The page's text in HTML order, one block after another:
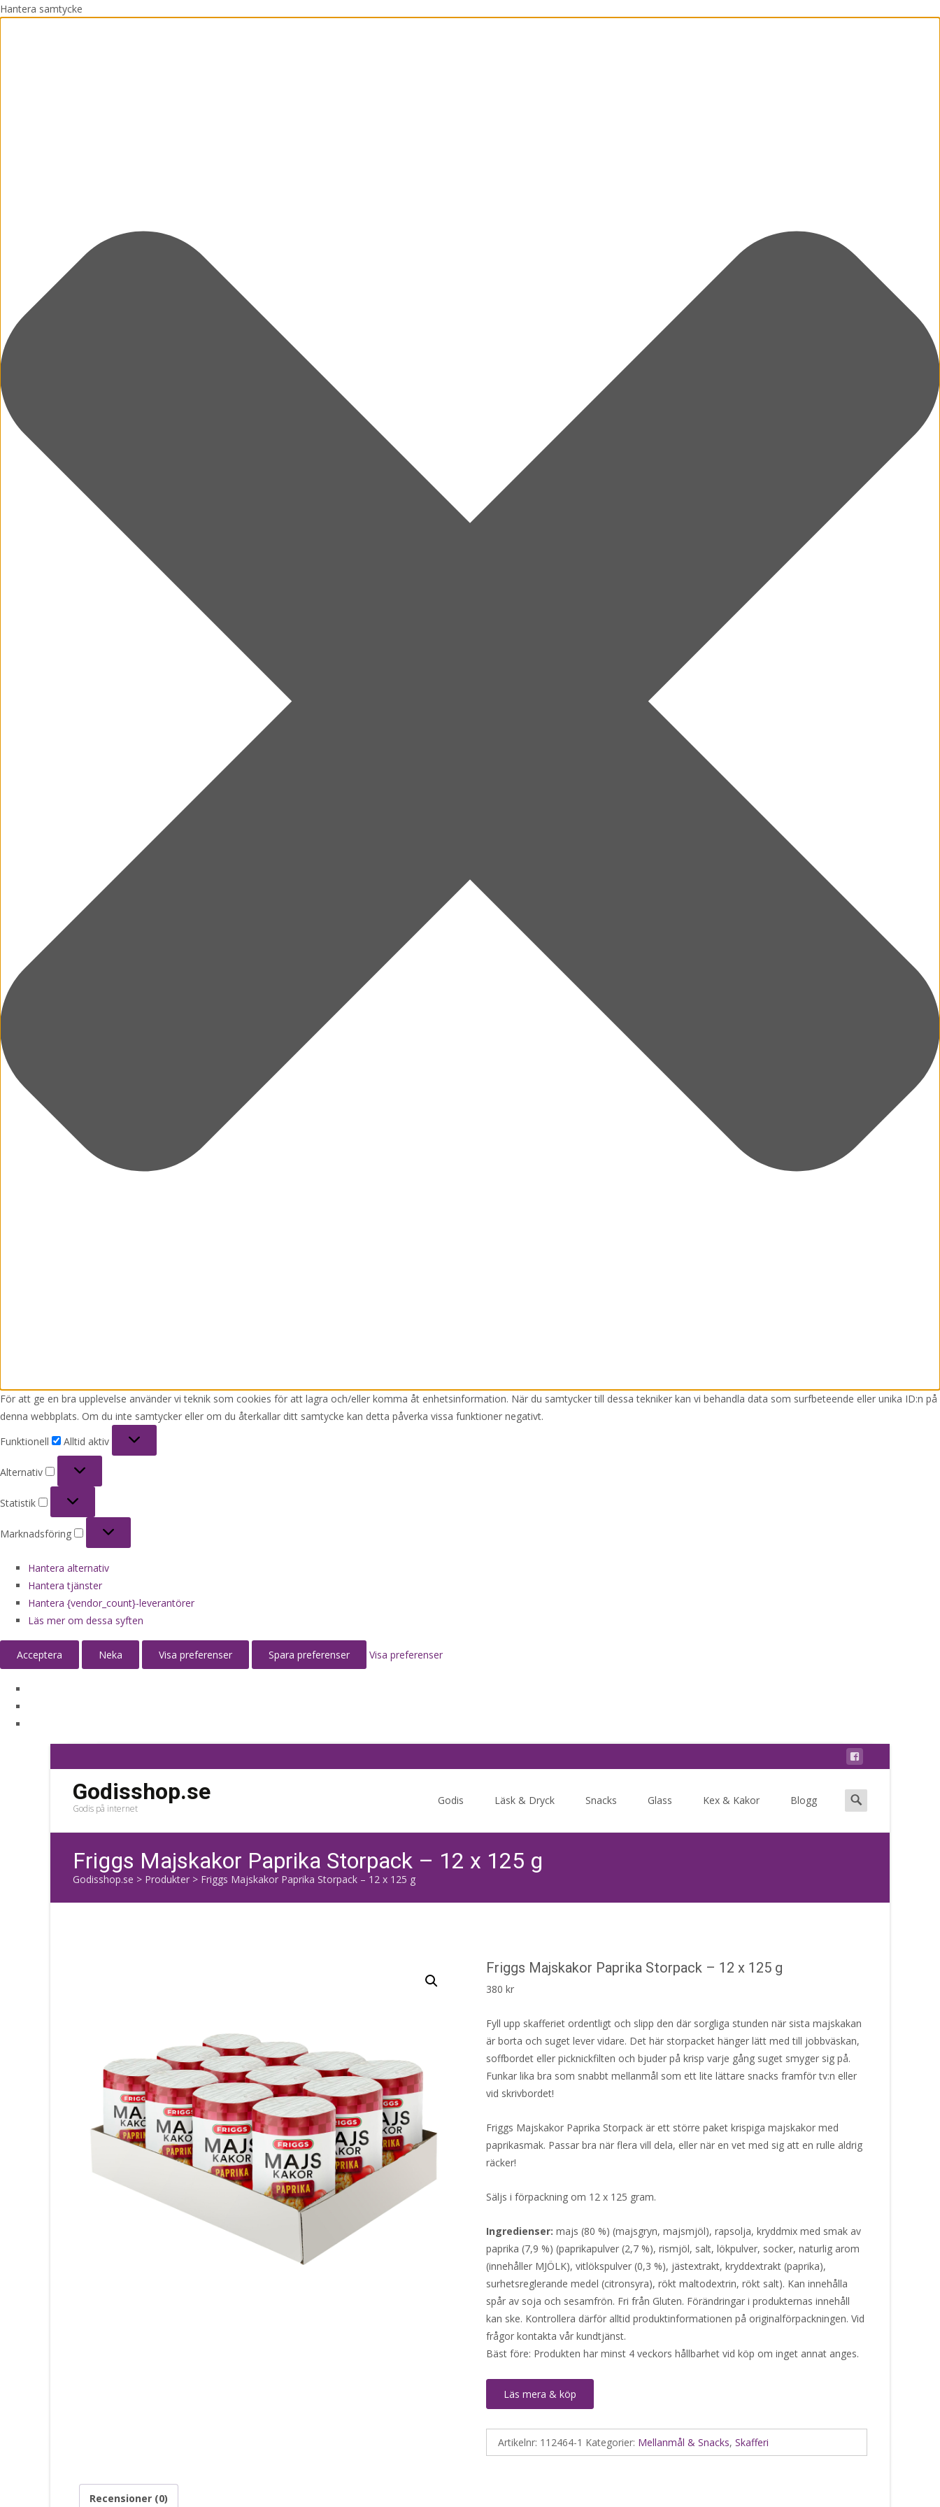
Hantera samtycke
För att ge en bra upplevelse använder vi teknik som cookies för att lagra och/eller komma åt enhetsinformation. När du samtycker till dessa tekniker kan vi behandla data som surfbeteende eller unika ID:n på
denna webbplats. Om du inte samtycker eller om du återkallar ditt samtycke kan detta påverka vissa funktioner negativt.
Funktionell
Alltid aktiv
Alternativ
Statistik
Marknadsföring
Hantera alternativ
Hantera tjänster
Hantera {vendor_count}-leverantörer
Läs mer om dessa syften
Acceptera Neka Visa preferenser Spara preferenser Visa preferenser
Godisshop.se
Godis på internet
Godis Läsk & Dryck Snacks Glass Kex & Kakor Blogg
Search
for:
Friggs Majskakor Paprika Storpack – 12 x 125 g
Godisshop.se > Produkter > Friggs Majskakor Paprika Storpack – 12 x 125 g
Friggs Majskakor Paprika Storpack – 12 x 125 g
380 kr
Fyll upp skafferiet ordentligt och slipp den där sorgliga stunden när sista majskakan
är borta och suget lever vidare. Det här storpacket hänger lätt med till jobbväskan,
soffbordet eller picknickfilten och bjuder på krisp varje gång suget smyger sig på.
Funkar lika bra som snabbt mellanmål som ett lite lättare snacks framför tv:n eller
vid skrivbordet!
Friggs Majskakor Paprika Storpack är ett större paket krispiga majskakor med
paprikasmak. Passar bra när flera vill dela, eller när en vet med sig att en rulle aldrig
räcker!
Säljs i förpackning om 12 x 125 gram.
Ingredienser: majs (80 %) (majsgryn, majsmjöl), rapsolja, kryddmix med smak av
paprika (7,9 %) (paprikapulver (2,7 %), rismjöl, salt, lökpulver, socker, naturlig arom
(innehåller MJÖLK), vitlökspulver (0,3 %), jästextrakt, kryddextrakt (paprika),
surhetsreglerande medel (citronsyra), rökt maltodextrin, rökt salt). Kan innehålla
spår av soja och sesamfrön. Fri från Gluten. Förändringar i produkternas innehåll
kan ske. Kontrollera därför alltid produktinformationen på originalförpackningen. Vid
frågor kontakta vår kundtjänst.
Bäst före: Produkten har minst 4 veckors hållbarhet vid köp om inget annat anges.
Läs mera & köp
Artikelnr: 112464-1 Kategorier: Mellanmål & Snacks, Skafferi
Recensioner (0)